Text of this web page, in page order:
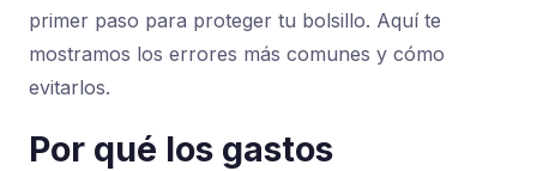
primer paso para proteger tu bolsillo. Aquí te
mostramos los errores más comunes y cómo
evitarlos.
Por qué los gastos